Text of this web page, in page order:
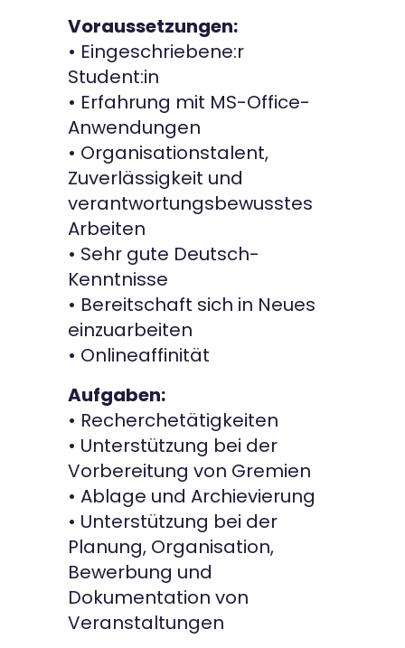
Voraussetzungen:
• Eingeschriebene:r
Student:in
• Erfahrung mit MS-Office-
Anwendungen
• Organisationstalent,
Zuverlässigkeit und
verantwortungsbewusstes
Arbeiten
• Sehr gute Deutsch-
Kenntnisse
• Bereitschaft sich in Neues
einzuarbeiten
• Onlineaffinität
Aufgaben:
• Recherchetätigkeiten
• Unterstützung bei der
Vorbereitung von Gremien
• Ablage und Archievierung
• Unterstützung bei der
Planung, Organisation,
Bewerbung und
Dokumentation von
Veranstaltungen